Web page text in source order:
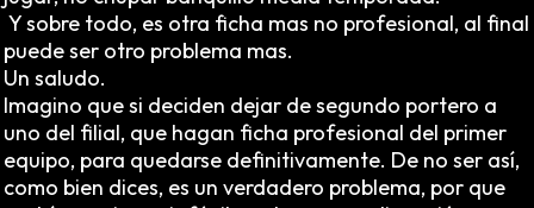
Y sobre todo, es otra ficha mas no profesional, al final
puede ser otro problema mas.
Un saludo.
Imagino que si deciden dejar de segundo portero a
uno del filial, que hagan ficha profesional del primer
equipo, para quedarse definitivamente. De no ser así,
como bien dices, es un verdadero problema, por que